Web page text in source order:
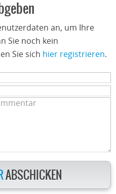
an, um Ihre
Sie noch kein
Sie sich hier registrieren.
ABSCHICKEN